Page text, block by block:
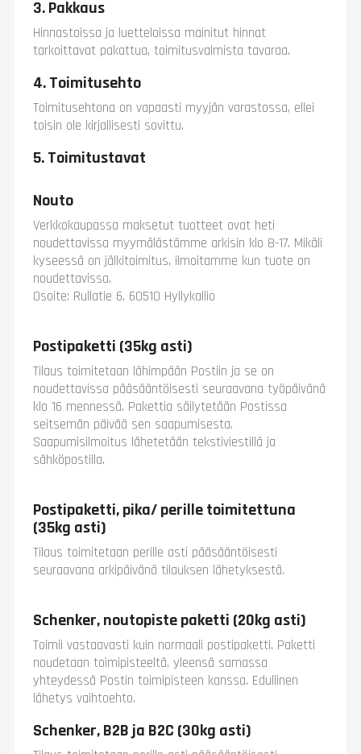
3. Pakkaus
Hinnastoissa ja luetteloissa mainitut hinnat
tarkoittavat pakattua, toimitusvalmista tavaraa.
4. Toimitusehto
Toimitusehtona on vapaasti myyjän varastossa, ellei
toisin ole kirjallisesti sovittu.
5. Toimitustavat
Nouto
Verkkokaupassa maksetut tuotteet ovat heti
noudettavissa myymälästämme arkisin klo 8-17. Mikäli
kyseessä on jälkitoimitus, ilmoitamme kun tuote on
noudettavissa.
Osoite: Rullatie 6, 60510 Hyllykallio
Postipaketti (35kg asti)
Tilaus toimitetaan lähimpään Postiin ja se on
noudettavissa pääsääntöisesti seuraavana työpäivänä
klo 16 mennessä. Pakettia säilytetään Postissa
seitsemän päivää sen saapumisesta.
Saapumisilmoitus lähetetään tekstiviestillä ja
sähköpostilla.
Postipaketti, pika/ perille toimitettuna
(35kg asti)
Tilaus toimitetaan perille asti pääsääntöisesti
seuraavana arkipäivänä tilauksen lähetyksestä.
Schenker, noutopiste paketti (20kg asti)
Toimii vastaavasti kuin normaali postipaketti. Paketti
noudetaan toimipisteeltä, yleensä samassa
yhteydessä Postin toimipisteen kanssa. Edullinen
lähetys vaihtoehto.
Schenker, B2B ja B2C (30kg asti)